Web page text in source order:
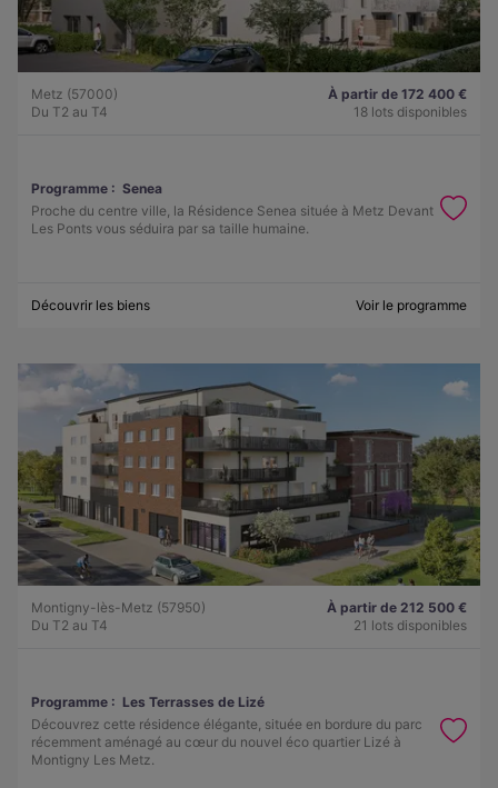
Metz (57000)
Du T2 au T4
À partir de 172 400 €
18 lots disponibles
Programme : Senea
Proche du centre ville, la Résidence Senea située à Metz Devant
Les Ponts vous séduira par sa taille humaine.
Découvrir les biens Voir le programme
Montigny-lès-Metz (57950)
Du T2 au T4
À partir de 212 500 €
21 lots disponibles
Programme : Les Terrasses de Lizé
Découvrez cette résidence élégante, située en bordure du parc
récemment aménagé au cœur du nouvel éco quartier Lizé à
Montigny Les Metz.